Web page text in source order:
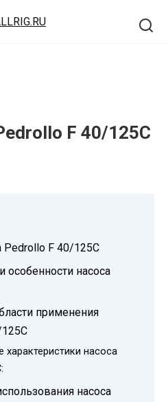
F 40/125C
Pedrollo F 40/125C
особенности насоса
применения
характеристики насоса
насоса